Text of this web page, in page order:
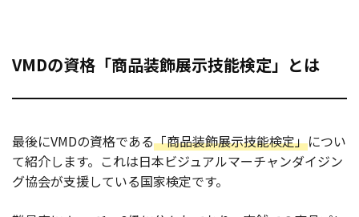
VMDの資格「商品装飾展示技能検定」とは
最後にVMDの資格である「商品装飾展示技能検定」につい
て紹介します。これは日本ビジュアルマーチャンダイジン
グ協会が支援している国家検定です。